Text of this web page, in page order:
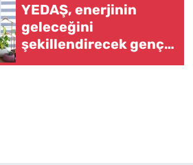
YEDAŞ, enerjinin
geleceğini
şekillendirecek genç
yetenekler arıyor